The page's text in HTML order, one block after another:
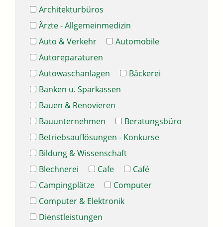
Architekturbüros
Ärzte - Allgemeinmedizin
Auto & Verkehr
Automobile
Autoreparaturen
Autowaschanlagen
Bäckerei
Banken u. Sparkassen
Bauen & Renovieren
Bauunternehmen
Beratungsbüro
Betriebsauflösungen - Konkurse
Bildung & Wissenschaft
Blechnerei
Cafe
Café
Campingplätze
Computer
Computer & Elektronik
Dienstleistungen